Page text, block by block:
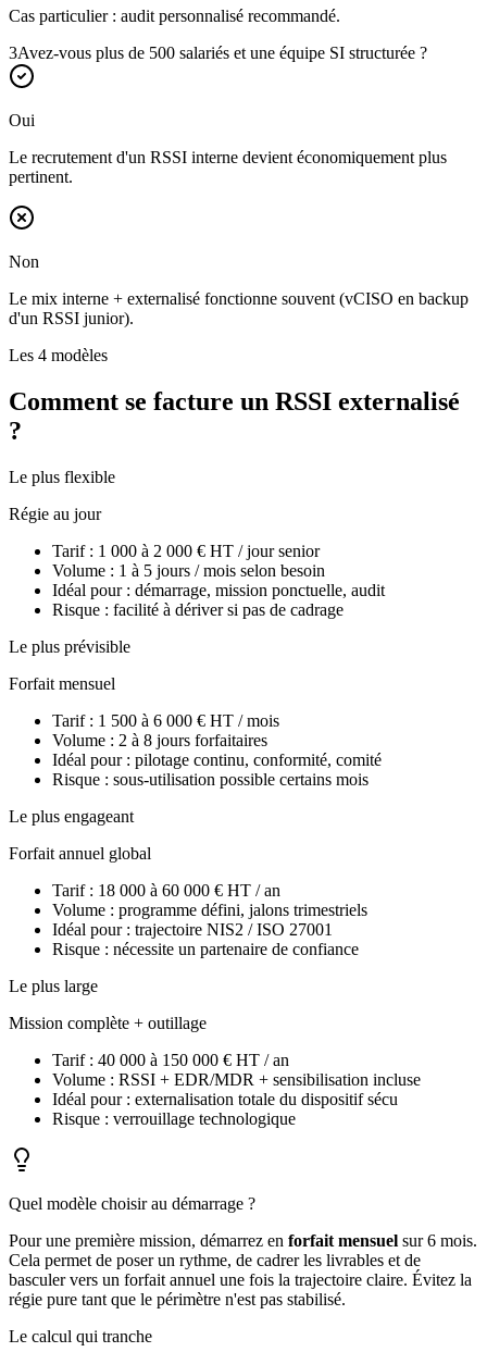
Cas particulier : audit personnalisé recommandé.
3Avez-vous plus de 500 salariés et une équipe SI structurée ?
Oui
Le recrutement d'un RSSI interne devient économiquement plus
pertinent.
Non
Le mix interne + externalisé fonctionne souvent (vCISO en backup
d'un RSSI junior).
Les 4 modèles
Comment se facture un RSSI externalisé
?
Le plus flexible
Régie au jour
Tarif : 1 000 à 2 000 € HT / jour senior
Volume : 1 à 5 jours / mois selon besoin
Idéal pour : démarrage, mission ponctuelle, audit
Risque : facilité à dériver si pas de cadrage
Le plus prévisible
Forfait mensuel
Tarif : 1 500 à 6 000 € HT / mois
Volume : 2 à 8 jours forfaitaires
Idéal pour : pilotage continu, conformité, comité
Risque : sous-utilisation possible certains mois
Le plus engageant
Forfait annuel global
Tarif : 18 000 à 60 000 € HT / an
Volume : programme défini, jalons trimestriels
Idéal pour : trajectoire NIS2 / ISO 27001
Risque : nécessite un partenaire de confiance
Le plus large
Mission complète + outillage
Tarif : 40 000 à 150 000 € HT / an
Volume : RSSI + EDR/MDR + sensibilisation incluse
Idéal pour : externalisation totale du dispositif sécu
Risque : verrouillage technologique
Quel modèle choisir au démarrage ?
Pour une première mission, démarrez en forfait mensuel sur 6 mois.
Cela permet de poser un rythme, de cadrer les livrables et de
basculer vers un forfait annuel une fois la trajectoire claire. Évitez la
régie pure tant que le périmètre n'est pas stabilisé.
Le calcul qui tranche